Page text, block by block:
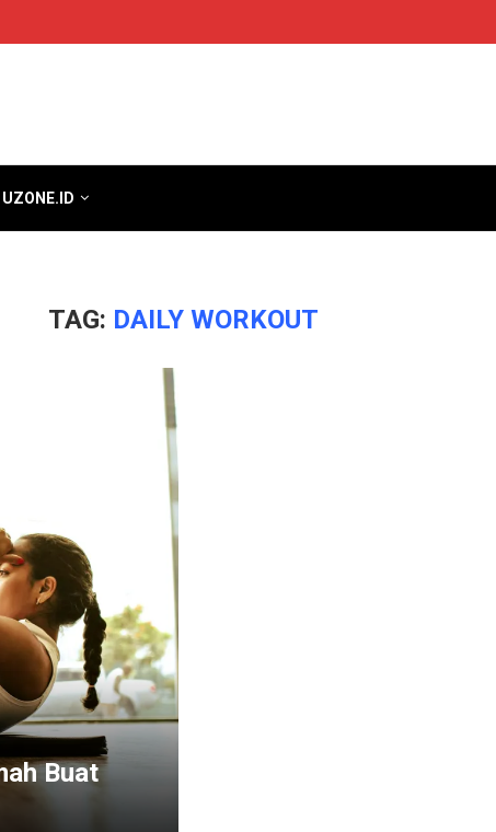
UZONE.ID
TAG: DAILY WORKOUT
Buat